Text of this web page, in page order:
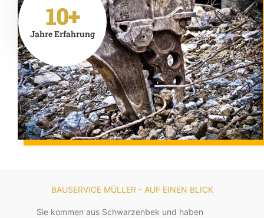
10+
Jahre Erfahrung
BAUSERVICE MÜLLER - AUF EINEN BLICK
Sie kommen aus Schwarzenbek und haben